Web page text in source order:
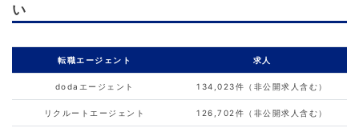
い
転職エージェント 求人
dodaエージェント 134,023件（非公開求人含む）
リクルートエージェント 126,702件（非公開求人含む）